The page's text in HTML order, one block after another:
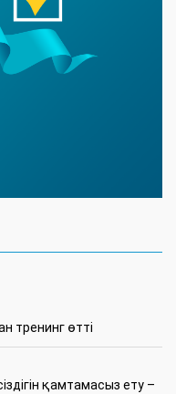
тренинг өтті
қамтамасыз ету –